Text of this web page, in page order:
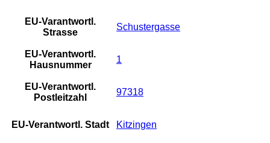
EU-Varantwortl.
Strasse
Schustergasse
EU-Verantwortl.
Hausnummer
1
EU-Verantwortl.
Postleitzahl
97318
EU-Verantwortl. Stadt Kitzingen